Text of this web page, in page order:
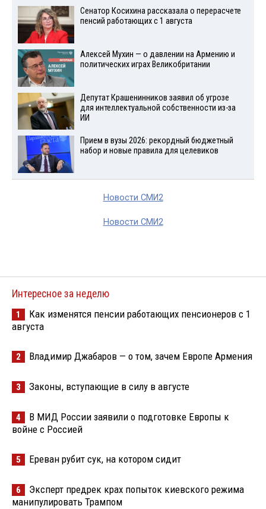
Сенатор Косихина рассказала о перерасчете
пенсий работающих с 1 августа
Алексей Мухин — о давлении на Армению и
политических играх Великобритании
Депутат Крашенинников заявил об угрозе
для интеллектуальной собственности из-за
ИИ
Прием в вузы 2026: рекордный бюджетный
набор и новые правила для целевиков
Новости СМИ2
Новости СМИ2
Интересное за неделю
1
Как изменятся пенсии работающих пенсионеров с 1
августа
2 Владимир Джабаров — о том, зачем Европе Армения
3 Законы, вступающие в силу в августе
4
В МИД России заявили о подготовке Европы к
войне с Россией
5 Ереван рубит сук, на котором сидит
6
Эксперт предрек крах попыток киевского режима
манипулировать Трампом